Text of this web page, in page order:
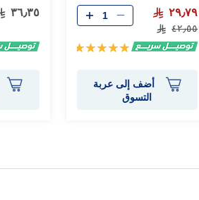
٢٩٫٧٩
٤٢٫٥٥
تقييم:
أضف إلى عربة
التسوق
٣٦٫٣٥